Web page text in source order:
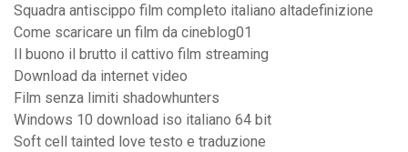
Squadra antiscippo film completo italiano altadefinizione
Come scaricare un film da cineblog01
Il buono il brutto il cattivo film streaming
Download da internet video
Film senza limiti shadowhunters
Windows 10 download iso italiano 64 bit
Soft cell tainted love testo e traduzione